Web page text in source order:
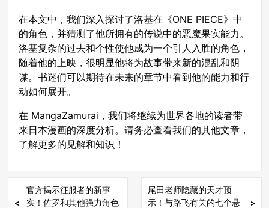
在本文中，我们深入探讨了洛基在《ONE PIECE》中
的角色，并猜测了他所拥有的传说中的恶魔果实能力。
洛基复杂的过去和个性使他成为一个引人入胜的角色，
随着他的上映，很明显他将为故事带来新的混乱和阴
谋。书迷们可以期待在未来的章节中看到他的能力和行
动如何展开。
在 MangaZamurai，我们将继续为世界各地的读者带
来日本漫画的深度分析。请务必查看我们的其他文章，
了解更多的见解和知识！
官方揭示征服者的新事
实！佐罗和其他强力角色
尾田老师隐藏的天才预
示！与路飞有关的七个悬